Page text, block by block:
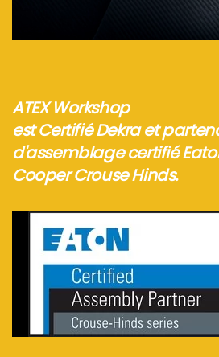
Voir plus...
ATEX Workshop
est Certifié Dekra et
d'assemblage certifié
Cooper Crouse Hinds.